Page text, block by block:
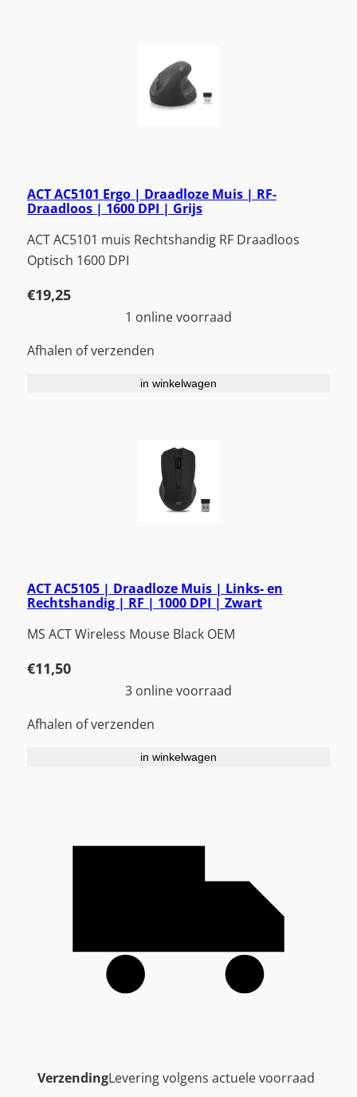
ACT AC5101 Ergo | Draadloze Muis | RF-
Draadloos | 1600 DPI | Grijs
ACT AC5101 muis Rechtshandig RF Draadloos
Optisch 1600 DPI
€19,25
1 online voorraad
Afhalen of verzenden
in winkelwagen
ACT AC5105 | Draadloze Muis | Links- en
Rechtshandig | RF | 1000 DPI | Zwart
MS ACT Wireless Mouse Black OEM
€11,50
3 online voorraad
Afhalen of verzenden
in winkelwagen
VerzendingLevering volgens actuele voorraad